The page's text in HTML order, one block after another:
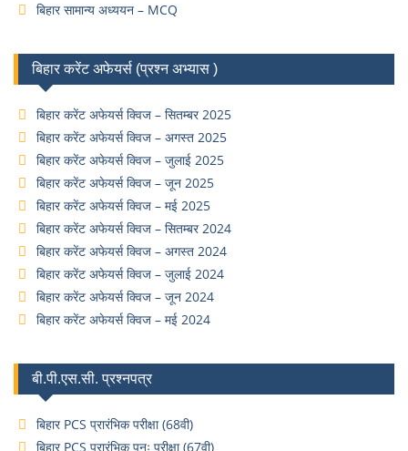
बिहार सामान्य अध्ययन – MCQ
बिहार करेंट अफेयर्स (प्रश्न अभ्यास )
बिहार करेंट अफेयर्स क्विज – सितम्बर 2025
बिहार करेंट अफेयर्स क्विज – अगस्त 2025
बिहार करेंट अफेयर्स क्विज – जुलाई 2025
बिहार करेंट अफेयर्स क्विज – जून 2025
बिहार करेंट अफेयर्स क्विज – मई 2025
बिहार करेंट अफेयर्स क्विज – सितम्बर 2024
बिहार करेंट अफेयर्स क्विज – अगस्त 2024
बिहार करेंट अफेयर्स क्विज – जुलाई 2024
बिहार करेंट अफेयर्स क्विज – जून 2024
बिहार करेंट अफेयर्स क्विज – मई 2024
बी.पी.एस.सी. प्रश्नपत्र
बिहार PCS प्रारंभिक परीक्षा (68वी)
बिहार PCS प्रारंभिक पुनः परीक्षा (67वी)